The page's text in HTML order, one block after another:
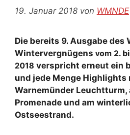
19. Januar 2018 von WMNDE
Die bereits 9. Ausgabe des
Wintervergnügens vom 2.
2018 verspricht erneut ein
und jede Menge Highlights
Warnemünder Leuchtturm,
Promenade und am
Ostseestrand.